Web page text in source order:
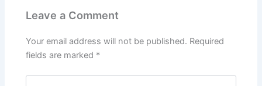
Leave a Comment
Your email address will not be published. Required
fields are marked *
Type